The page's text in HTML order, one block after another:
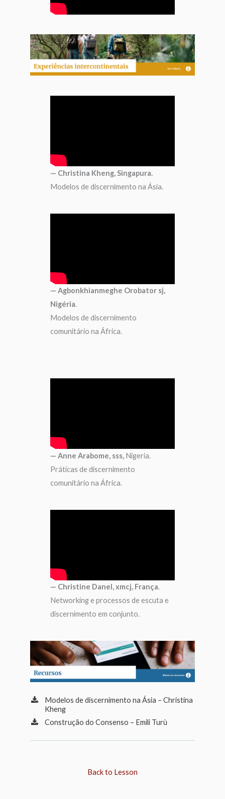
— Christina Kheng, Singapura.
Modelos de discernimento na Ásia.
— Agbonkhianmeghe Orobator sj,
Nigéria.
Modelos de discernimento
comunitário na África.
— Anne Arabome, sss, Nigeria.
Práticas de discernimento
comunitário na África.
— Christine Danel, xmcj, França.
Networking e processos de escuta e
discernimento em conjunto.
Modelos de discernimento na Ásia – Christina
Kheng
Construção do Consenso – Emili Turù
Back to Lesson